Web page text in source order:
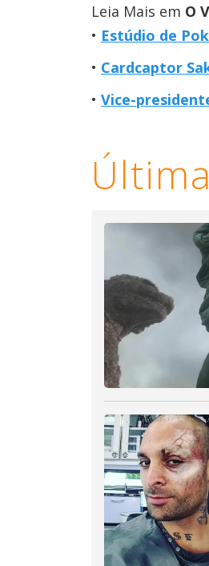
Leia Mais em O
Estúdio de
Cardcaptor
Vice-